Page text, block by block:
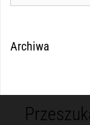
Archiwa